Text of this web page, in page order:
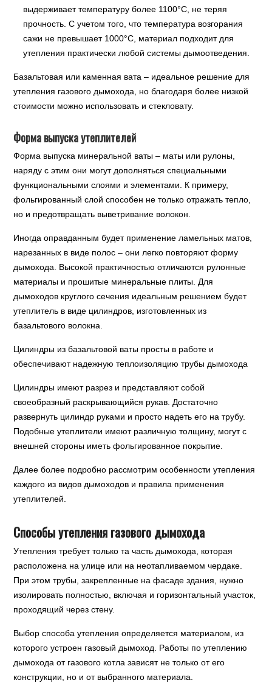
выдерживает температуру более 1100°С, не теряя
прочность. С учетом того, что температура возгорания
сажи не превышает 1000°С, материал подходит для
утепления практически любой системы дымоотведения.
Базальтовая или каменная вата – идеальное решение для
утепления газового дымохода, но благодаря более низкой
стоимости можно использовать и стекловату.
Форма выпуска утеплителей
Форма выпуска минеральной ваты – маты или рулоны,
наряду с этим они могут дополняться специальными
функциональными слоями и элементами. К примеру,
фольгированный слой способен не только отражать тепло,
но и предотвращать выветривание волокон.
Иногда оправданным будет применение ламельных матов,
нарезанных в виде полос – они легко повторяют форму
дымохода. Высокой практичностью отличаются рулонные
материалы и прошитые минеральные плиты. Для
дымоходов круглого сечения идеальным решением будет
утеплитель в виде цилиндров, изготовленных из
базальтового волокна.
Цилиндры из базальтовой ваты просты в работе и
обеспечивают надежную теплоизоляцию трубы дымохода
Цилиндры имеют разрез и представляют собой
своеобразный раскрывающийся рукав. Достаточно
развернуть цилиндр руками и просто надеть его на трубу.
Подобные утеплители имеют различную толщину, могут с
внешней стороны иметь фольгированное покрытие.
Далее более подробно рассмотрим особенности утепления
каждого из видов дымоходов и правила применения
утеплителей.
Способы утепления газового дымохода
Утепления требует только та часть дымохода, которая
расположена на улице или на неотапливаемом чердаке.
При этом трубы, закрепленные на фасаде здания, нужно
изолировать полностью, включая и горизонтальный участок,
проходящий через стену.
Выбор способа утепления определяется материалом, из
которого устроен газовый дымоход. Работы по утеплению
дымохода от газового котла зависят не только от его
конструкции, но и от выбранного материала.